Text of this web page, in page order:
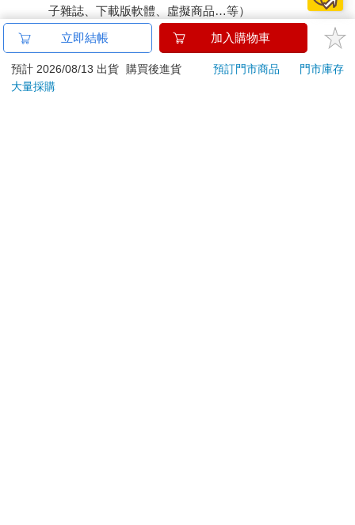
子雜誌、下載版軟體、虛擬商品…等）
已拆封之個人衛生用品。（如：內衣褲、刮鬍刀、除毛
若非上列種類商品，均享有到貨7天的猶豫期（含例假
日）。
立即結帳 加入購物車
預計 2026/08/13 出貨 購買後進貨 預訂門市商品
門市庫存
大量採購